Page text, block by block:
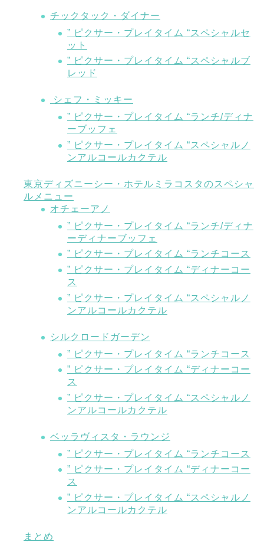
チックタック・ダイナー
” ピクサー・プレイタイム “スペシャルセ
ット
” ピクサー・プレイタイム “スペシャルブ
レッド
シェフ・ミッキー
” ピクサー・プレイタイム “ランチ/ディナ
ーブッフェ
” ピクサー・プレイタイム “スペシャルノ
ンアルコールカクテル
東京ディズニーシー・ホテルミラコスタのスペシャ
ルメニュー
オチェーアノ
” ピクサー・プレイタイム “ランチ/ディナ
ーディナーブッフェ
” ピクサー・プレイタイム “ランチコース
” ピクサー・プレイタイム “ディナーコー
ス
” ピクサー・プレイタイム “スペシャルノ
ンアルコールカクテル
シルクロードガーデン
” ピクサー・プレイタイム “ランチコース
” ピクサー・プレイタイム “ディナーコー
ス
” ピクサー・プレイタイム “スペシャルノ
ンアルコールカクテル
ベッラヴィスタ・ラウンジ
” ピクサー・プレイタイム “ランチコース
” ピクサー・プレイタイム “ディナーコー
ス
” ピクサー・プレイタイム “スペシャルノ
ンアルコールカクテル
まとめ